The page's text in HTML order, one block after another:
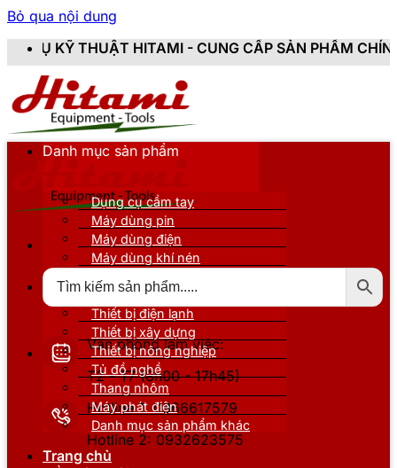
Bỏ qua nội dung
- CUNG CẤP SẢN PHẨM CHÍNH HÃNG, MỚI
Văn phòng làm việc:
T2 - T7 (8h00 - 17h45)
Hotline 1: 0866617579
Hotline 2: 0932623575
Danh mục sản phẩm
Dụng cụ cầm tay
Máy dùng pin
Máy dùng điện
Máy dùng khí nén
Thiết bị nâng đỡ
Thiết bị điện lạnh
Thiết bị xây dựng
Thiết bị nông nghiệp
Tủ đồ nghề
Thang nhôm
Máy phát điện
Danh mục sản phẩm khác
Trang chủ